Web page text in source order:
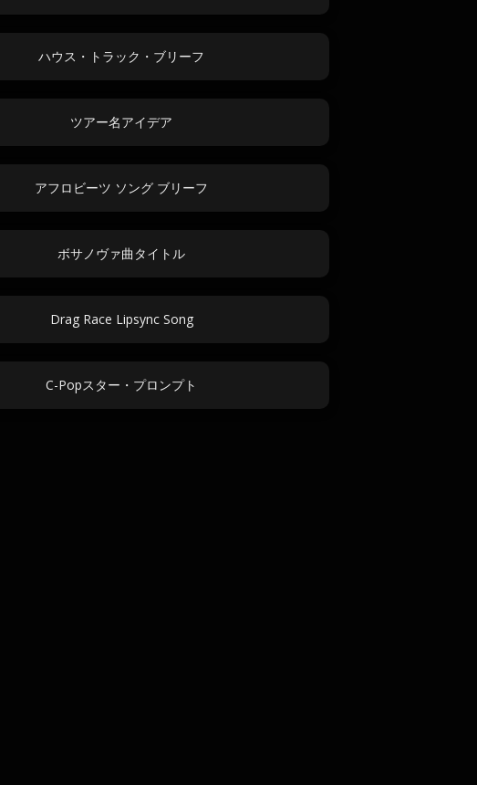
ハウス・トラック・ブリーフ
ツアー名アイデア
アフロビーツ ソング ブリーフ
ボサノヴァ曲タイトル
Drag Race Lipsync Song
C-Popスター・プロンプト